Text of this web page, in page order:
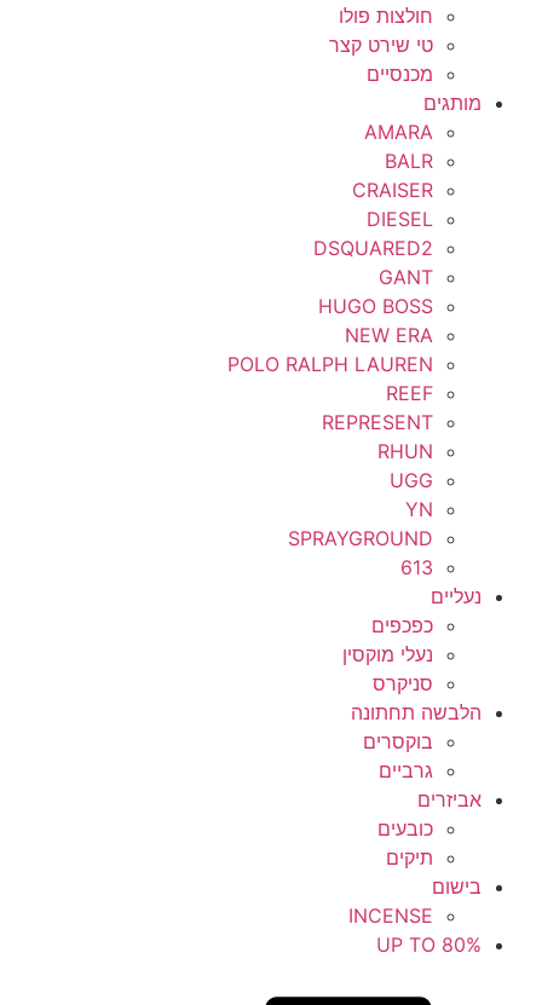
חולצות פולו
טי שירט קצר
מכנסיים
מותגים
AMARA
BALR
CRAISER
DIESEL
DSQUARED2
GANT
HUGO BOSS
NEW ERA
POLO RALPH LAUREN
REEF
REPRESENT
RHUN
UGG
YN
SPRAYGROUND
613
נעליים
כפכפים
נעלי מוקסין
סניקרס
הלבשה תחתונה
בוקסרים
גרביים
אביזרים
כובעים
תיקים
בישום
INCENSE
UP TO 80%